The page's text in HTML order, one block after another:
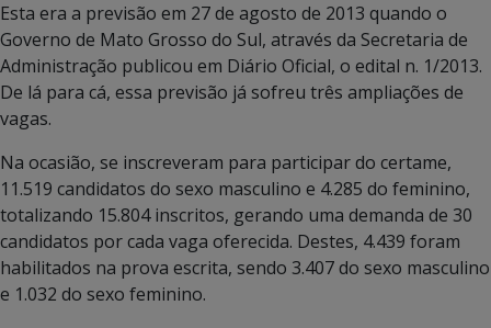
Esta era a previsão em 27 de agosto de 2013 quando o
Governo de Mato Grosso do Sul, através da Secretaria de
Administração publicou em Diário Oficial, o edital n. 1/2013.
De lá para cá, essa previsão já sofreu três ampliações de
vagas.
Na ocasião, se inscreveram para participar do certame,
11.519 candidatos do sexo masculino e 4.285 do feminino,
totalizando 15.804 inscritos, gerando uma demanda de 30
candidatos por cada vaga oferecida. Destes, 4.439 foram
habilitados na prova escrita, sendo 3.407 do sexo masculino
e 1.032 do sexo feminino.